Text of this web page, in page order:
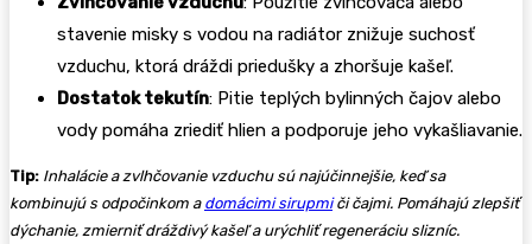
stavenie misky s vodou na radiátor znižuje suchosť
vzduchu, ktorá dráždi priedušky a zhoršuje kašeľ.
Dostatok tekutín: Pitie teplých bylinných čajov alebo
vody pomáha zriediť hlien a podporuje jeho vykašliavanie.
Tip: Inhalácie a zvlhčovanie vzduchu sú najúčinnejšie, keď sa
kombinujú s odpočinkom a domácimi sirupmiči čajmi. Pomáhajú zlepšiť
dýchanie, zmierniť dráždivý kašeľ a urýchliť regeneráciu slizníc.